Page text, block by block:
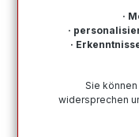
Bei Goodwheel
Top-Hersteller in
Versand,
Reifenprofis & Kauf
Wie
·
·
·
Sie
widersprechen